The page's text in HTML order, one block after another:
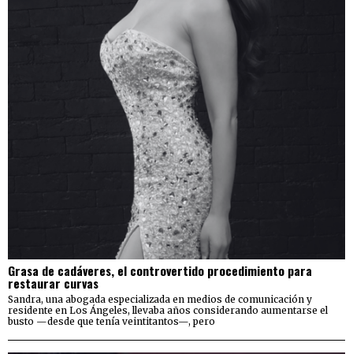
Grasa de cadáveres, el controvertido procedimiento para
restaurar curvas
Sandra, una abogada especializada en medios de comunicación y
residente en Los Ángeles, llevaba años considerando aumentarse el
busto —desde que tenía veintitantos—, pero